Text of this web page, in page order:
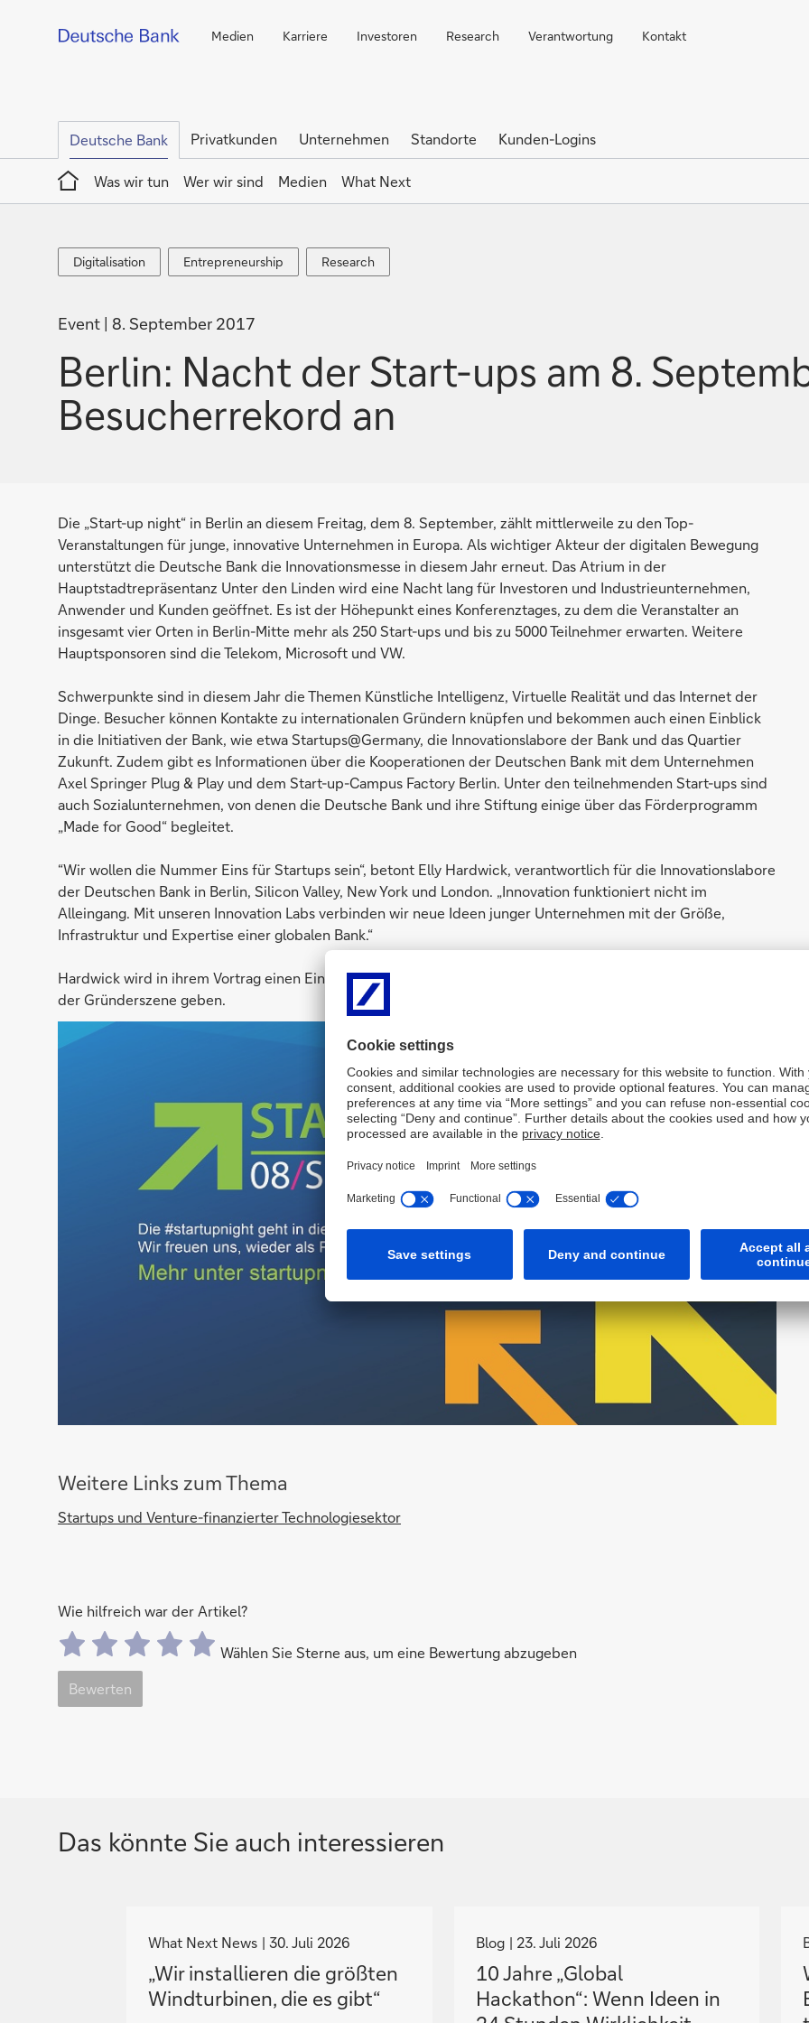
Medien Karriere Investoren Research Verantwortung Kontakt
Deutsche Bank Privatkunden Unternehmen Standorte
Kunden-Logins
Home
Was wir tun
Wer wir sind Medien What Next
Digitalisation
Digitalisation
Entrepreneurship
Entrepreneurship
Research
Research
Event 8. September 2017
Berlin: Nacht der Start-ups am 8.
Besucherrekord an
Die „Start-up night“ in Berlin an diesem Freitag, dem 8. September, zählt mittlerweile zu den Top-
Veranstaltungen für junge, innovative Unternehmen in Europa. Als wichtiger Akteur der digitalen Bewegung
unterstützt die Deutsche Bank die Innovationsmesse in diesem Jahr erneut. Das Atrium in der
Hauptstadtrepräsentanz Unter den Linden wird eine Nacht lang für Investoren und Industrieunternehmen,
Anwender und Kunden geöffnet. Es ist der Höhepunkt eines Konferenztages, zu dem die Veranstalter an
insgesamt vier Orten in Berlin-Mitte mehr als 250 Start-ups und bis zu 5000 Teilnehmer erwarten. Weitere
Hauptsponsoren sind die Telekom, Microsoft und VW.
Schwerpunkte sind in diesem Jahr die Themen Künstliche Intelligenz, Virtuelle Realität und das Internet der
Dinge. Besucher können Kontakte zu internationalen Gründern knüpfen und bekommen auch einen Einblick
in die Initiativen der Bank, wie etwa Startups@Germany, die Innovationslabore der Bank und das Quartier
Zukunft. Zudem gibt es Informationen über die Kooperationen der Deutschen Bank mit dem Unternehmen
Axel Springer Plug & Play und dem Start-up-Campus Factory Berlin. Unter den teilnehmenden Start-ups sind
auch Sozialunternehmen, von denen die Deutsche Bank und ihre Stiftung einige über das Förderprogramm
„Made for Good“ begleitet.
“Wir wollen die Nummer Eins für Startups sein“, betont Elly Hardwick, verantwortlich für die Innovationslabore
der Deutschen Bank in Berlin, Silicon Valley, New York und London. „Innovation funktioniert nicht im
Alleingang. Mit unseren Innovation Labs verbinden wir neue Ideen junger Unternehmen mit der Größe,
Infrastruktur und Expertise einer globalen Bank.“
Hardwick wird in ihrem Vortrag einen Einblick in die Arbeit der Innovationslabore und in wegweisende Trends
der Gründerszene geben.
Weitere Links zum Thema
Startups und Venture-finanzierter Technologiesektor
Wie hilfreich war der Artikel?
Wählen Sie Sterne aus, um eine Bewertung abzugeben
Bewerten
Das könnte Sie auch interessieren
a
v
i
g
What Next News 30. Juli 2026
„Wir installieren die größten
Windturbinen, die es gibt“
a
v
i
g
Blog 23. Juli 2026
10 Jahre „Global
Hackathon“: Wenn Ideen in
i